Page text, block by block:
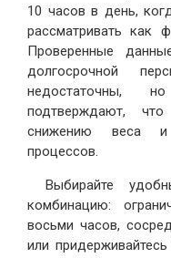
10 часов в день,
рассматривать как
Проверенные
долгосрочной
недостаточны,
подтверждают,
снижению веса и
процессов.
Выбирайте
комбинацию:
восьми часов,
или